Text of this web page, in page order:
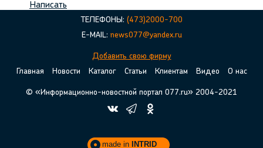
Написать
ТЕЛЕФОНЫ: (473)2000-700
E-MAIL: news077@yandex.ru
Добавить свою фирму
Главная
Новости Каталог Статьи Клиентам Видео О нас
© «Информационно-новостной портал 077.ru» 2004-2021
made in INTRID